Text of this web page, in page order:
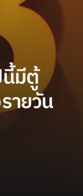
มีตู้
ายวัน